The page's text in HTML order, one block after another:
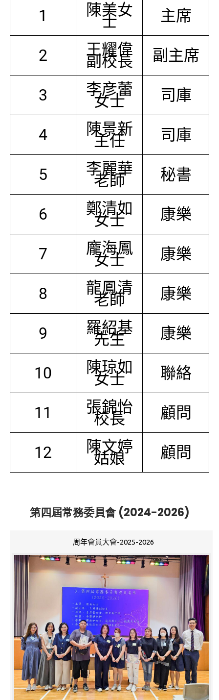
1
陳美女
士 主席
2 王耀偉
副校長 副主席
3 李彦蕾
女士 司庫
4 陳景新
主任 司庫
5 李麗華
老師 秘書
6 鄭清如
女士 康樂
7 龐海鳳
女士 康樂
8 龍鳳清
老師 康樂
9 羅紹基
先生 康樂
10 陳琼如
女士 聯絡
11 張錦怡
校長 顧問
12 陳文婷
姑娘 顧問
第四屆常務委員會 (2024-2026)
周年會員大會-2025-2026